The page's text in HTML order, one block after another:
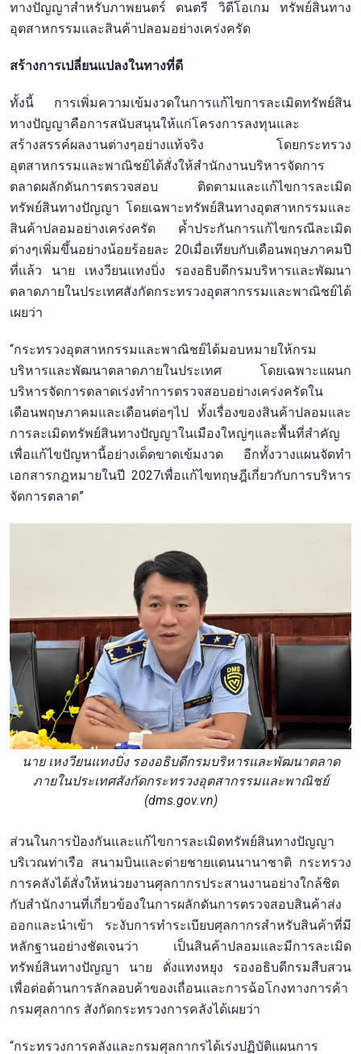
ทางปัญญาสำหรับภาพยนตร์ ดนตรี วิดีโอเกม ทรัพย์สินทาง
อุตสาหกรรมและสินค้าปลอมอย่างเคร่งครัด
สร้างการเปลี่ยนแปลงในทางที่ดี
ทั้งนี้ การเพิ่มความเข้มงวดในการแก้ไขการละเมิดทรัพย์สิน
ทางปัญญาคือการสนับสนุนให้แก่โครงการลงทุนและ
สร้างสรรค์ผลงานต่างๆอย่างแท้จริง โดยกระทรวง
อุตสาหกรรมและพาณิชย์ได้สั่งให้สำนักงานบริหารจัดการ
ตลาดผลักดันการตรวจสอบ ติดตามและแก้ไขการละเมิด
ทรัพย์สินทางปัญญา โดยเฉพาะทรัพย์สินทางอุตสาหกรรมและ
สินค้าปลอมอย่างเคร่งครัด ค้ำประกันการแก้ไขกรณีละเมิด
ต่างๆเพิ่มขึ้นอย่างน้อยร้อยละ 20เมื่อเทียบกับเดือนพฤษภาคมปี
ที่แล้ว นาย เหงวียนแทงบิ่ง รองอธิบดีกรมบริหารและพัฒนา
ตลาดภายในประเทศสังกัดกระทรวงอุตสากรรมและพาณิชย์ได้
เผยว่า
“กระทรวงอุตสาหกรรมและพาณิชย์ได้มอบหมายให้กรม
บริหารและพัฒนาตลาดภายในประเทศ โดยเฉพาะแผนก
บริหารจัดการตลาดเร่งทำการตรวจสอบอย่างเคร่งครัดใน
เดือนพฤษภาคมและเดือนต่อๆไป ทั้งเรื่องของสินค้าปลอมและ
การละเมิดทรัพย์สินทางปัญญาในเมืองใหญ่ๆและพื้นที่สำคัญ
เพื่อแก้ไขปัญหานี้อย่างเด็ดขาดเข้มงวด อีกทั้งวางแผนจัดทำ
เอกสารกฎหมายในปี 2027เพื่อแก้ไขทฤษฎีเกี่ยวกับการบริหาร
จัดการตลาด”
นาย เหงวียนแทงบิ่ง รองอธิบดีกรมบริหารและพัฒนาตลาด
ภายในประเทศสังกัดกระทรวงอุตสากรรมและพาณิชย์
(dms.gov.vn)
ส่วนในการป้องกันและแก้ไขการละเมิดทรัพย์สินทางปัญญา
บริเวณท่าเรือ สนามบินและด่ายชายแดนนานาชาติ กระทรวง
การคลังได้สั่งให้หน่วยงานศุลกากรประสานงานอย่างใกล้ชิด
กับสำนักงานที่เกี่ยวข้องในการผลักดันการตรวจสอบสินค้าส่ง
ออกและนำเข้า ระงับการทำระเบียบศุลกากรสำหรับสินค้าที่มี
หลักฐานอย่างชัดเจนว่า เป็นสินค้าปลอมและมีการละเมิด
ทรัพย์สินทางปัญญา นาย ดั่งแทงหยุง รองอธิบดีกรมสืบสวน
เพื่อต่อต้านการลักลอบค้าของเถื่อนและการฉ้อโกงทางการค้า
กรมศุลกากร สังกัดกระทรวงการคลังได้เผยว่า
“กระทรวงการคลังและกรมศุลกากรได้เร่งปฏิบัติแผนการ